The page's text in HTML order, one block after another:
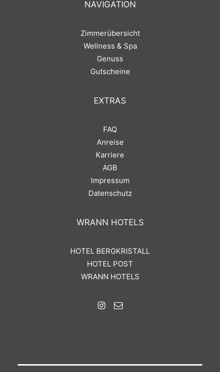
NAVIGATION
Zimmerübersicht
Wellness & Spa
Genuss
Gutscheine
EXTRAS
FAQ
Anreise
Karriere
AGB
Impressum
Datenschutz
WRANN HOTELS
HOTEL BERGKRISTALL
HOTEL POST
WRANN HOTELS